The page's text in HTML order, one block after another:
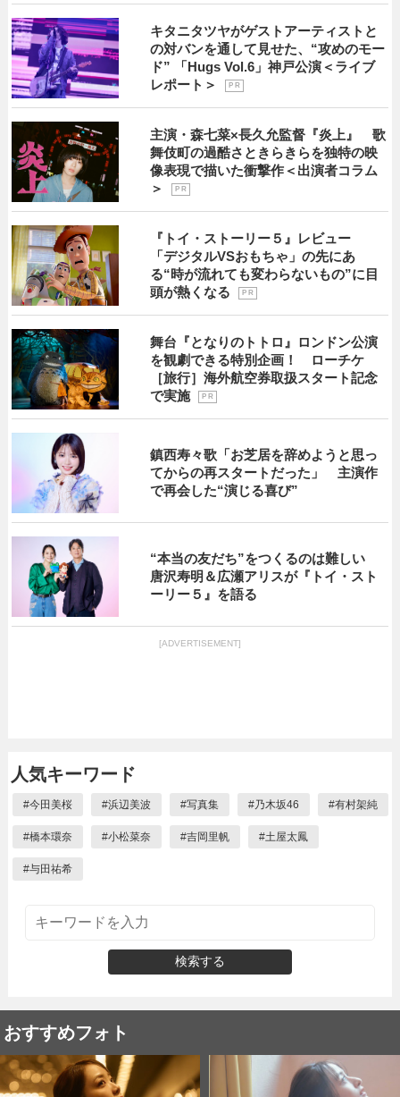
キタニタツヤがゲストアーティストと
の対バンを通して見せた、“攻めのモー
ド” 「Hugs Vol.6」神戸公演＜ライブ
レポート＞
P R
主演・森七菜×長久允監督『炎上』 歌
舞伎町の過酷さときらきらを独特の映
像表現で描いた衝撃作＜出演者コラム
＞
P R
『トイ・ストーリー５』レビュー
「デジタルVSおもちゃ」の先にあ
る“時が流れても変わらないもの”に目
頭が熱くなる
P R
舞台『となりのトトロ』ロンドン公演
を観劇できる特別企画！ ローチケ
［旅行］海外航空券取扱スタート記念
で実施
P R
鎮西寿々歌「お芝居を辞めようと思っ
てからの再スタートだった」 主演作
で再会した“演じる喜び”
“本当の友だち”をつくるのは難しい
唐沢寿明＆広瀬アリスが『トイ・スト
ーリー５』を語る
[ADVERTISEMENT]
人気キーワード
#今田美桜 #浜辺美波 #写真集 #乃木坂46 #有村架純
#橋本環奈 #小松菜奈 #吉岡里帆 #土屋太鳳
#与田祐希
検索する
おすすめフォト